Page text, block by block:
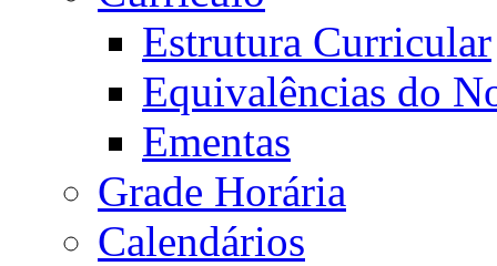
Estrutura Curricular
Equivalências do
Ementas
Grade Horária
Calendários